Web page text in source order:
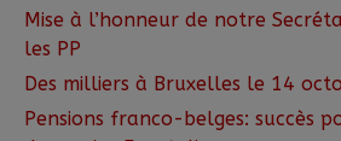
Mise à l’honneur de notre
les PP
Des milliers à Bruxelles le 14
Pensions franco-belges: succès